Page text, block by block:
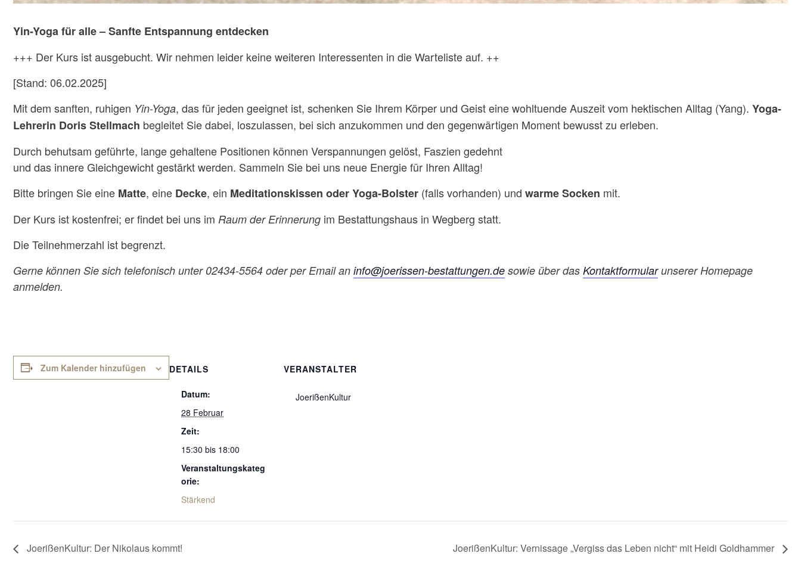
Yin-Yoga für alle – Sanfte Entspannung entdecken
+++ Der Kurs ist ausgebucht. Wir nehmen leider keine weiteren Interessenten in die Warteliste auf. ++
[Stand: 06.02.2025]
Mit dem sanften, ruhigen Yin-Yoga, das für jeden geeignet ist, schenken Sie Ihrem Körper und Geist eine wohltuende Auszeit vom hektischen Alltag (Yang). Yoga-
Lehrerin Doris Stellmach begleitet Sie dabei, loszulassen, bei sich anzukommen und den gegenwärtigen Moment bewusst zu erleben.
Durch behutsam geführte, lange gehaltene Positionen können Verspannungen gelöst, Faszien gedehnt
und das innere Gleichgewicht gestärkt werden. Sammeln Sie bei uns neue Energie für Ihren Alltag!
Bitte bringen Sie eine Matte, eine Decke, ein Meditationskissen oder Yoga-Bolster (falls vorhanden) und warme Socken mit.
Der Kurs ist kostenfrei; er findet bei uns im Raum der Erinnerung im Bestattungshaus in Wegberg statt.
Die Teilnehmerzahl ist begrenzt.
Gerne können Sie sich telefonisch unter 02434-5564 oder per Email an info@joerissen-bestattungen.de sowie über das Kontaktformularunserer Homepage
anmelden.
Zum Kalender hinzufügen DETAILS
Datum:
28 Februar
Zeit:
15:30 bis 18:00
Veranstaltungskateg
orie:
Stärkend
VERANSTALTER
JoerißenKultur
JoerißenKultur: Der Nikolaus kommt! JoerißenKultur: Vernissage „Vergiss das Leben nicht“ mit Heidi Goldhammer